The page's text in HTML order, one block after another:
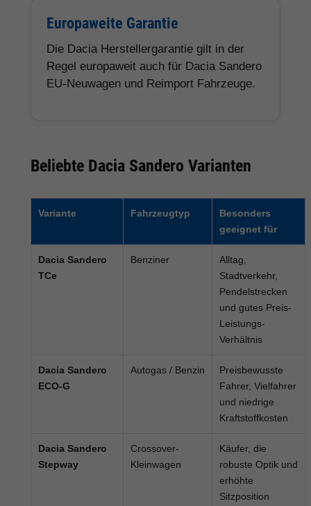
Europaweite Garantie
Die Dacia Herstellergarantie gilt in der
Regel europaweit auch für Dacia Sandero
EU-Neuwagen und Reimport Fahrzeuge.
Beliebte Dacia Sandero Varianten
Variante Fahrzeugtyp
Besonders
geeignet für
Dacia Sandero
TCe
Benziner
Alltag,
Stadtverkehr,
Pendelstrecken
und gutes Preis-
Leistungs-
Verhältnis
Dacia Sandero
ECO-G
Autogas / Benzin
Preisbewusste
Fahrer, Vielfahrer
und niedrige
Kraftstoffkosten
Dacia Sandero
Stepway
Crossover-
Kleinwagen
Käufer, die
robuste Optik und
erhöhte
Sitzposition